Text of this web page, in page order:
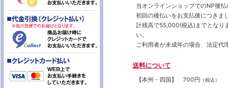
当オンラインショップでのNP後
初回の後払いをお支払後につきま
計残高で55,000(税込)までとなり
い。
ご利用者が未成年の場合、法定代
送料について
【本州・四国】 700円 （税込）